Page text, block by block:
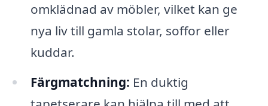
omklädnad av möbler, vilket kan ge
nya liv till gamla stolar, soffor eller
kuddar.
Färgmatchning: En duktig